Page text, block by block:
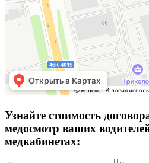
Узнайте стоимость
медосмотр ваших
медкабинетах: